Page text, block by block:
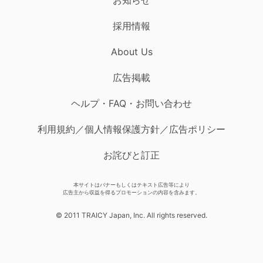
採用情報
About Us
広告掲載
ヘルプ・FAQ・お問い合わせ
利用規約／個人情報保護方針／広告ポリシー
お詫びと訂正
本サイトはバナーもしくはテキスト広告等により
広告主から収益を得るプロモーションの内容を含みます。
© 2011 TRAICY Japan, Inc. All rights reserved.